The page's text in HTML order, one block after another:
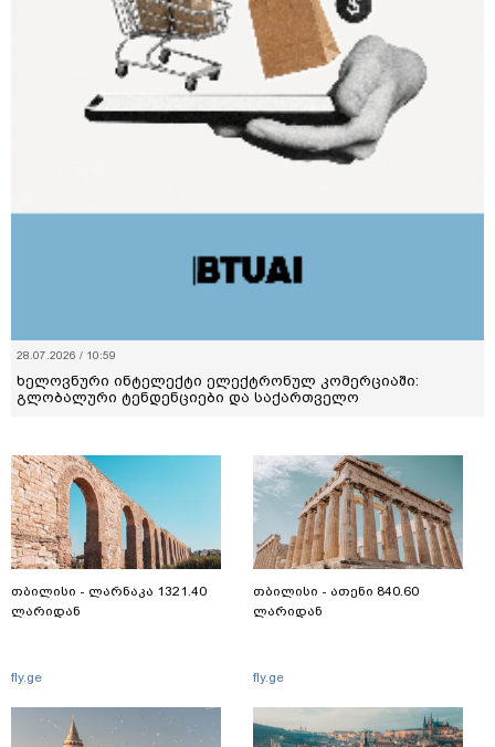
28.07.2026 / 10:59
ხელოვნური ინტელექტი ელექტრონულ კომერციაში:
გლობალური ტენდენციები და საქართველო
თბილისი - ლარნაკა 1321.40
ლარიდან
fly.ge
თბილისი - ათენი 840.60
ლარიდან
fly.ge